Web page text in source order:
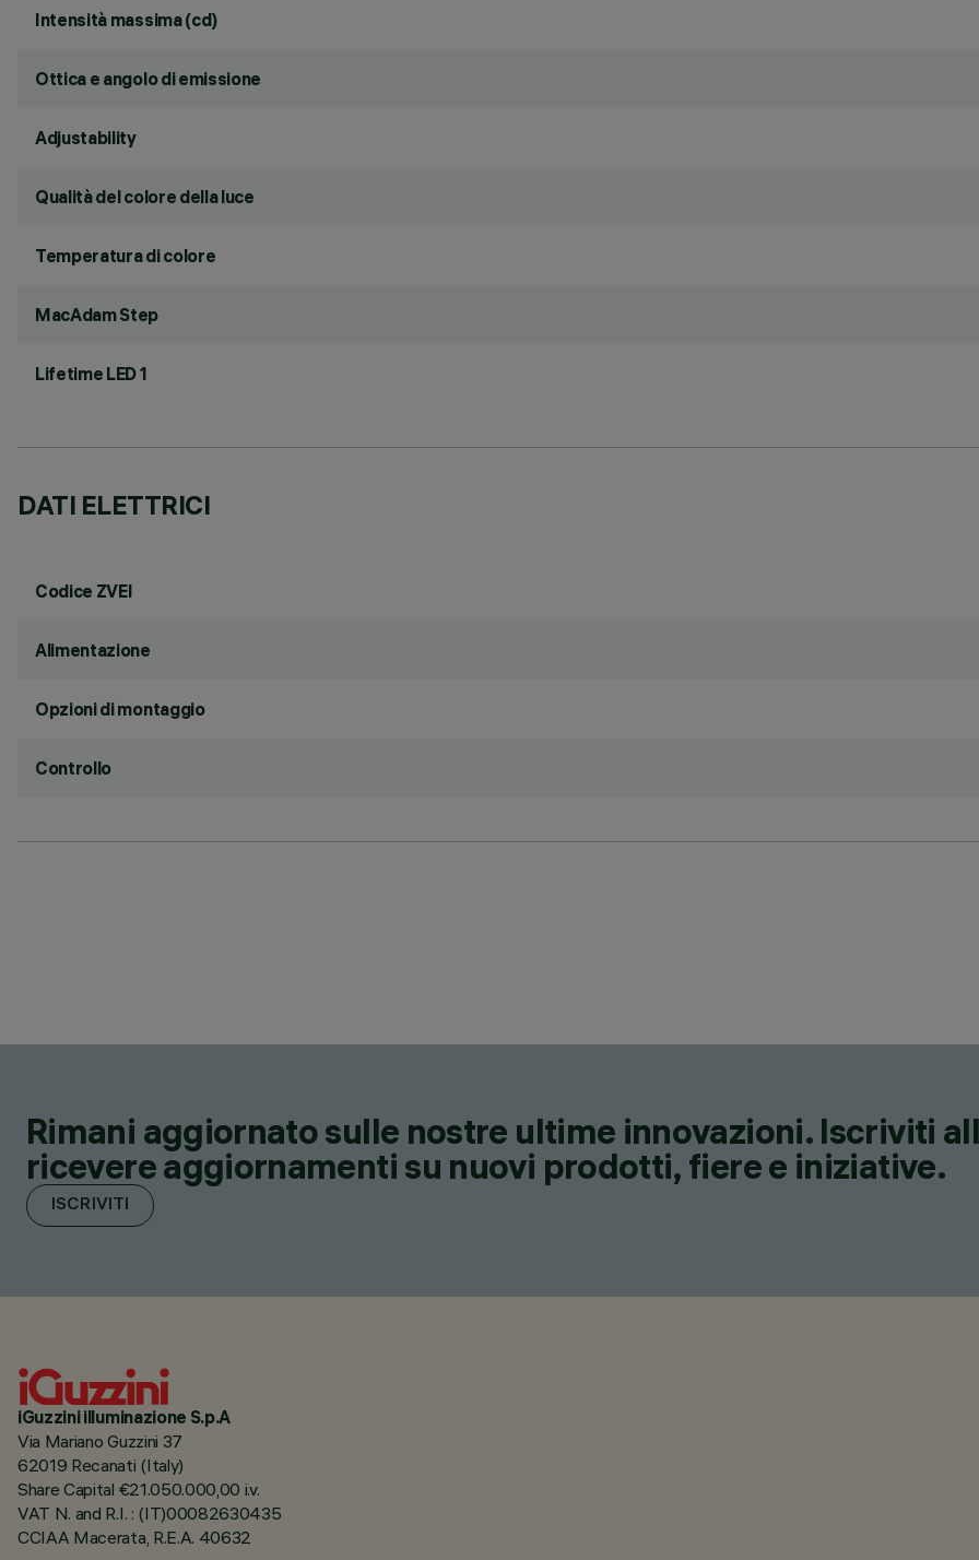
Intensità massima (cd)
Ottica e angolo di emissione
Adjustability
Qualità del colore della luce
Temperatura di colore
MacAdam Step
Lifetime LED 1
DATI ELETTRICI
Codice ZVEI
Alimentazione
Opzioni di montaggio
Controllo
Rimani aggiornato sulle nostre ultime innovazioni. Iscriviti
ricevere aggiornamenti su nuovi prodotti, fiere e iniziative.
ISCRIVITI
iGuzzini illuminazione S.p.A
Via Mariano Guzzini 37
62019 Recanati (Italy)
Share Capital €21.050.000,00 i.v.
VAT N. and R.I. : (IT)00082630435
CCIAA Macerata, R.E.A. 40632